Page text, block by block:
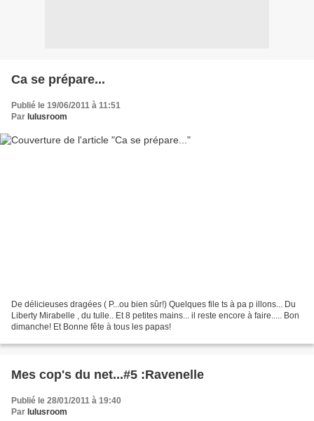
Ca se prépare...
Publié le 19/06/2011 à 11:51
Par lulusroom
De délicieuses dragées ( P...ou bien sûr!) Quelques file ts à pa p illons... Du
Liberty Mirabelle , du tulle.. Et 8 petites mains... il reste encore à faire..... Bon
dimanche! Et Bonne fête à tous les papas!
Mes cop's du net...#5 :Ravenelle
Publié le 28/01/2011 à 19:40
Par lulusroom